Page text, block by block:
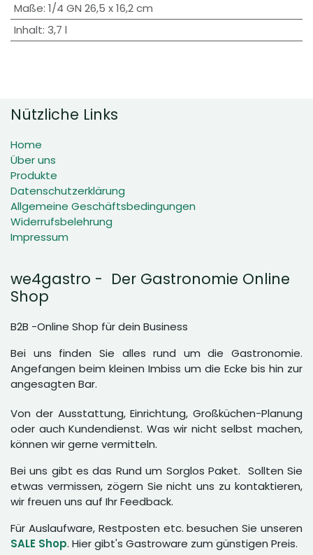
Maße: 1/4 GN 26,5 x 16,2 cm
Inhalt: 3,7 l
Nützliche Links
Home
Über uns
Produkte
Datenschutzerklärung
Allgemeine Geschäftsbedingungen
Widerrufsbelehrung
Impressum
we4gastro - Der Gastronomie Online
Shop
B2B -Online Shop für dein Business
Bei uns finden Sie alles rund um die Gastronomie.
Angefangen beim kleinen Imbiss um die Ecke bis hin zur
angesagten Bar.
Von der Ausstattung, Einrichtung, Großküchen-Planung
oder auch Kundendienst. Was wir nicht selbst machen,
können wir gerne vermitteln.
Bei uns gibt es das Rund um Sorglos Paket. Sollten Sie
etwas vermissen, zögern Sie nicht uns zu kontaktieren,
wir freuen uns auf Ihr Feedback.
Für Auslaufware, Restposten etc. besuchen Sie unseren
SALE Shop. Hier gibt's Gastroware zum günstigen Preis.